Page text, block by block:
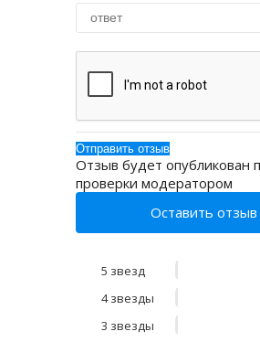
Отзыв будет опубликован
проверки модератором
Оставить отзыв
5 звезд
4 звезды
3 звезды